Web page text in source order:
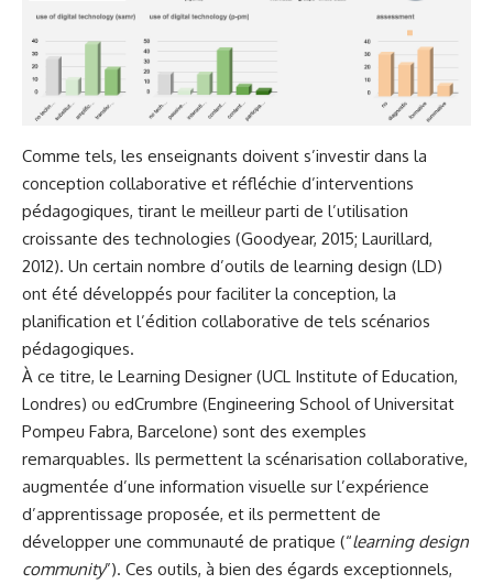
Comme tels, les enseignants doivent s’investir dans la
conception collaborative et réfléchie d’interventions
pédagogiques, tirant le meilleur parti de l’utilisation
croissante des technologies (Goodyear, 2015; Laurillard,
2012). Un certain nombre d’outils de learning design (LD)
ont été développés pour faciliter la conception, la
planification et l’édition collaborative de tels scénarios
pédagogiques.
À ce titre, le Learning Designer (UCL Institute of Education,
Londres) ou edCrumbre (Engineering School of Universitat
Pompeu Fabra, Barcelone) sont des exemples
remarquables. Ils permettent la scénarisation collaborative,
augmentée d’une information visuelle sur l’expérience
d’apprentissage proposée, et ils permettent de
développer une communauté de pratique (“learning design
community”). Ces outils, à bien des égards exceptionnels,